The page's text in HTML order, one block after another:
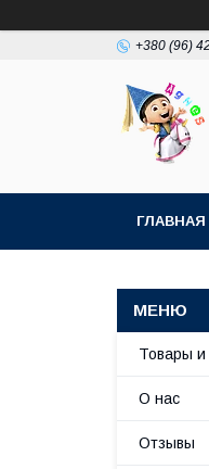
+380 (96)
ГЛАВНАЯ
Товары и
О нас
Отзывы